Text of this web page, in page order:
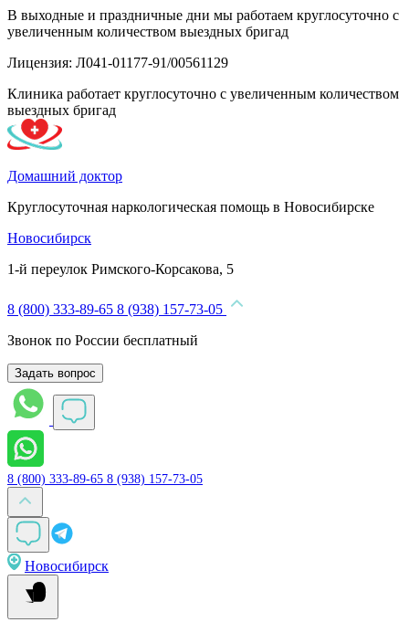
В выходные и праздничные дни мы работаем круглосуточно с
увеличенным количеством выездных бригад
Лицензия: Л041-01177-91/00561129
Клиника работает круглосуточно с увеличенным количеством
выездных бригад
Домашний доктор
Круглосуточная наркологическая помощь в Новосибирске
Новосибирск
1-й переулок Римского-Корсакова, 5
8 (800) 333-89-65 8 (938) 157-73-05
Звонок по России бесплатный
Задать вопрос
8 (800) 333-89-65 8 (938) 157-73-05
Новосибирск